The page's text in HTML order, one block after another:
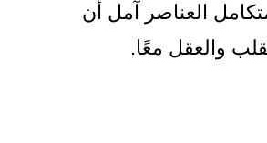
العناصر آمل أن
والعقل معًا.